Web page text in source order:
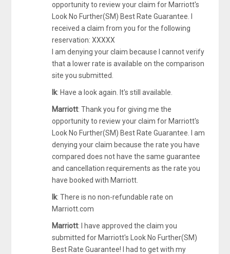
opportunity to review your claim for Marriott's
Look No Further(SM) Best Rate Guarantee. I
received a claim from you for the following
reservation: XXXXX
I am denying your claim because I cannot verify
that a lower rate is available on the comparison
site you submitted.
Ik: Have a look again. It's still available.
Marriott: Thank you for giving me the
opportunity to review your claim for Marriott's
Look No Further(SM) Best Rate Guarantee. I am
denying your claim because the rate you have
compared does not have the same guarantee
and cancellation requirements as the rate you
have booked with Marriott.
Ik: There is no non-refundable rate on
Marriott.com
Marriott: I have approved the claim you
submitted for Marriott's Look No Further(SM)
Best Rate Guarantee! I had to get with my